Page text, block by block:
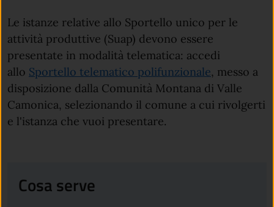
Le istanze relative allo Sportello unico per le
attività produttive (Suap) devono essere
presentate in modalità telematica: accedi
allo Sportello telematico polifunzionale, messo a
disposizione dalla Comunità Montana di Valle
Camonica, selezionando il comune a cui rivolgerti
e l'istanza che vuoi presentare.
Cosa serve